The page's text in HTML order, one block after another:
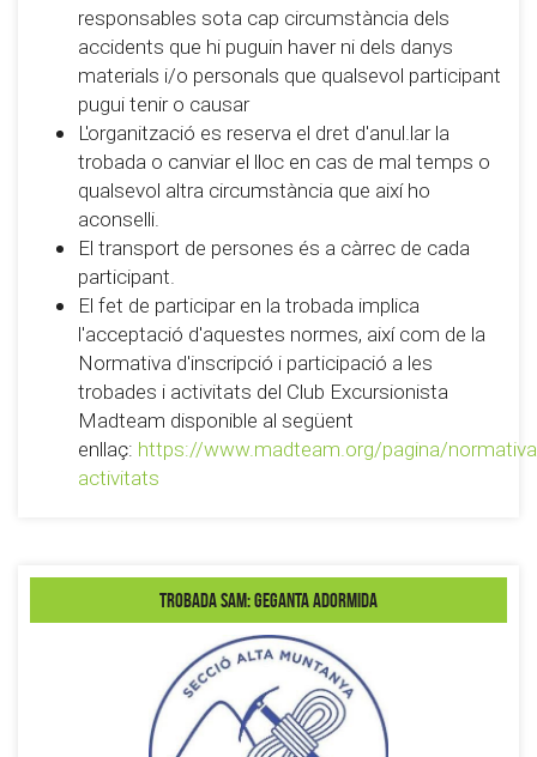
responsables sota cap circumstància dels
accidents que hi puguin haver ni dels danys
materials i/o personals que qualsevol participant
pugui tenir o causar
L'organització es reserva el dret d'anul.lar la
trobada o canviar el lloc en cas de mal temps o
qualsevol altra circumstància que així ho
aconselli.
El transport de persones és a càrrec de cada
participant.
El fet de participar en la trobada implica
l'acceptació d'aquestes normes, així com de la
Normativa d'inscripció i participació a les
trobades i activitats del Club Excursionista
Madteam disponible al següent
enllaç: https://www.madteam.org/pagina/
activitats
Trobada SAM: Geganta Adormida